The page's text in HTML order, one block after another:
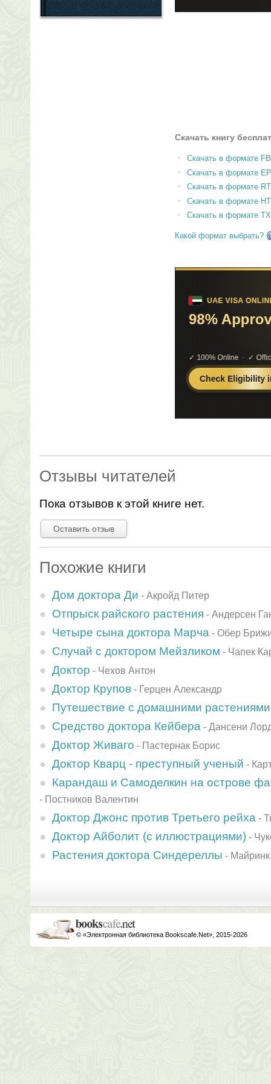
Скачать книгу
Скачать в формате
Скачать в формате
Скачать в формате
Скачать в формате
Скачать в формате
Какой формат выбрать?
Отзывы читателей
Пока отзывов к этой книге нет.
Оставить отзыв
Похожие книги
Дом доктора Ди - Акройд Питер
Отпрыск райского растения - Андерсен
Четыре сына доктора Марча - Обер
Случай с доктором Мейзликом - Чапек
Доктор - Чехов Антон
Доктор Крупов - Герцен Александр
Путешествие с домашними растениями
Средство доктора Кейбера - Дансени
Доктор Живаго - Пастернак Борис
Доктор Кварц - преступный ученый -
Карандаш и Самоделкин на острове
- Постников Валентин
Доктор Джонс против Третьего рейха -
Доктор Айболит (с иллюстрациями) -
Растения доктора Синдереллы - Майринк
© «Электронная библиотека Bookscafe.Net», 2015-2026